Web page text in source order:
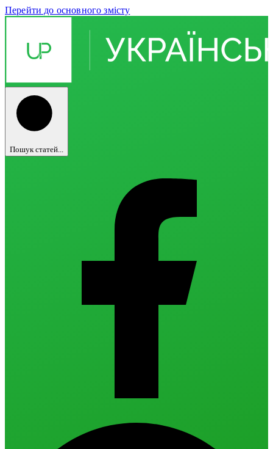
Перейти до основного змісту
Пошук статей...